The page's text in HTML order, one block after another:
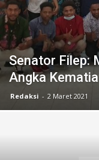
Senator Filep:
Angka
Redaksi - 2 Maret 2021